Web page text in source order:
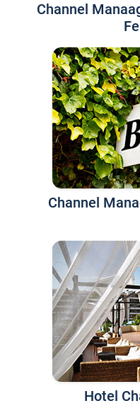
Channel
Channel
Hotel